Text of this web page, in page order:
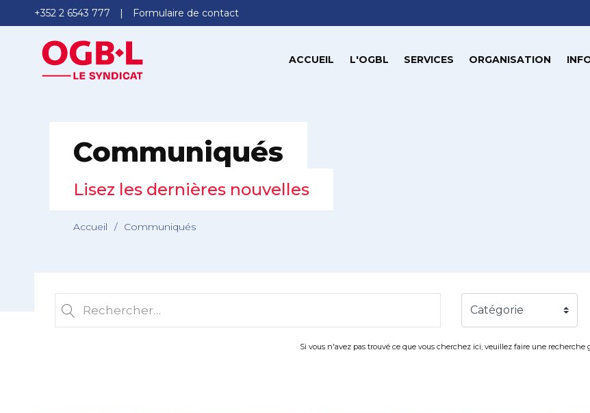
+352 2 6543 777 Formulaire de contact
ACCUEIL L'OGBL SERVICES ORGANISATION
Communiqués
Lisez les dernières nouvelles
Accueil / Communiqués
Catégorie
Si vous n'avez pas trouvé ce que vous cherchez ici, veuillez faire une recherche